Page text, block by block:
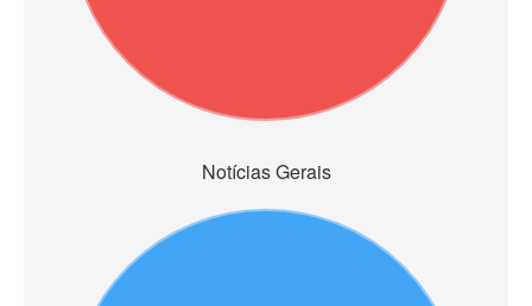
Notícias Gerais